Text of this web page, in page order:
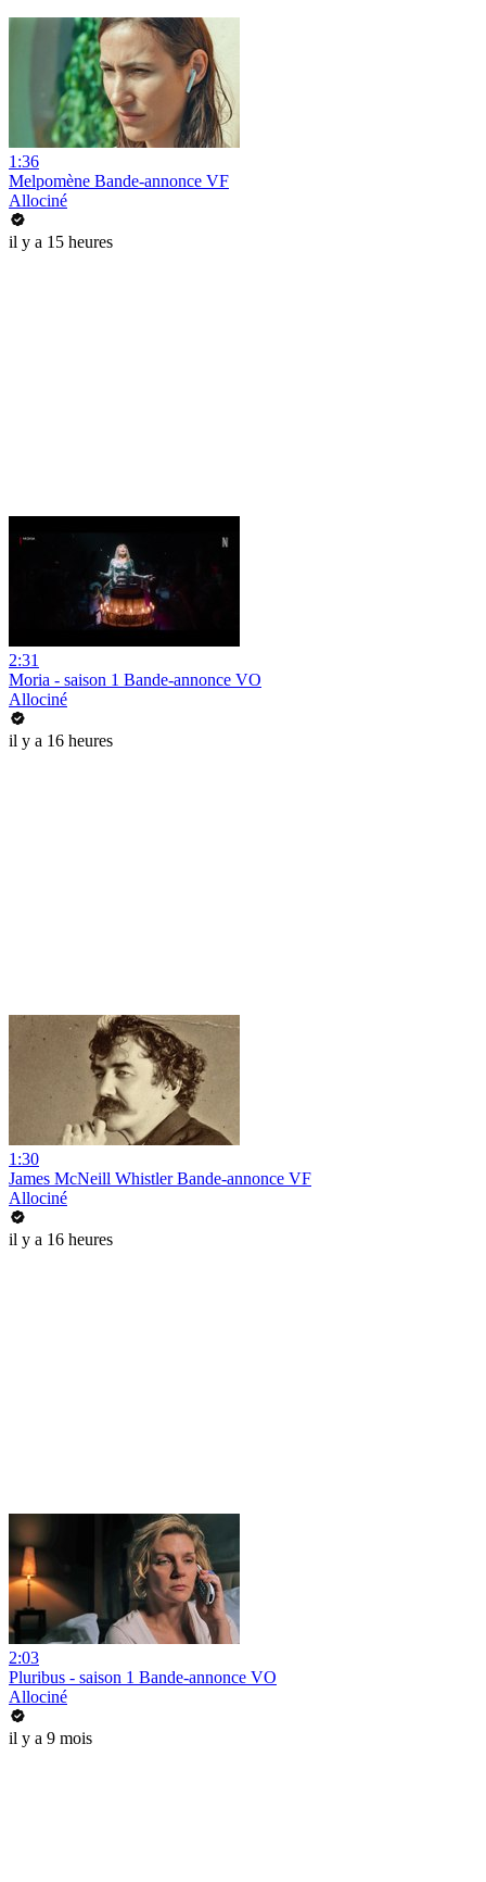
1:36
Melpomène Bande-annonce VF
Allociné
il y a 15 heures
2:31
Moria - saison 1 Bande-annonce VO
Allociné
il y a 16 heures
1:30
James McNeill Whistler Bande-annonce VF
Allociné
il y a 16 heures
2:03
Pluribus - saison 1 Bande-annonce VO
Allociné
il y a 9 mois